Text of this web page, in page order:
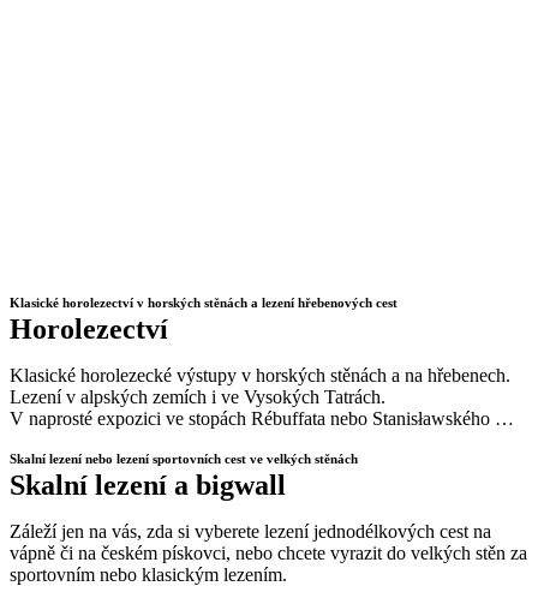
Klasické horolezectví v horských stěnách a lezení hřebenových cest
Horolezectví
Klasické horolezecké výstupy v horských stěnách a na hřebenech.
Lezení v alpských zemích i ve Vysokých Tatrách.
V naprosté expozici ve stopách Rébuffata nebo Stanisławského …
Skalní lezení nebo lezení sportovních cest ve velkých stěnách
Skalní lezení a bigwall
Záleží jen na vás, zda si vyberete lezení jednodélkových cest na
vápně či na českém pískovci, nebo chcete vyrazit do velkých stěn za
sportovním nebo klasickým lezením.